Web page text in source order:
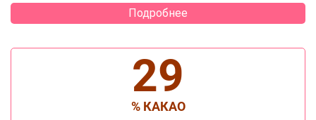
Подробнее
29
% КАКАО